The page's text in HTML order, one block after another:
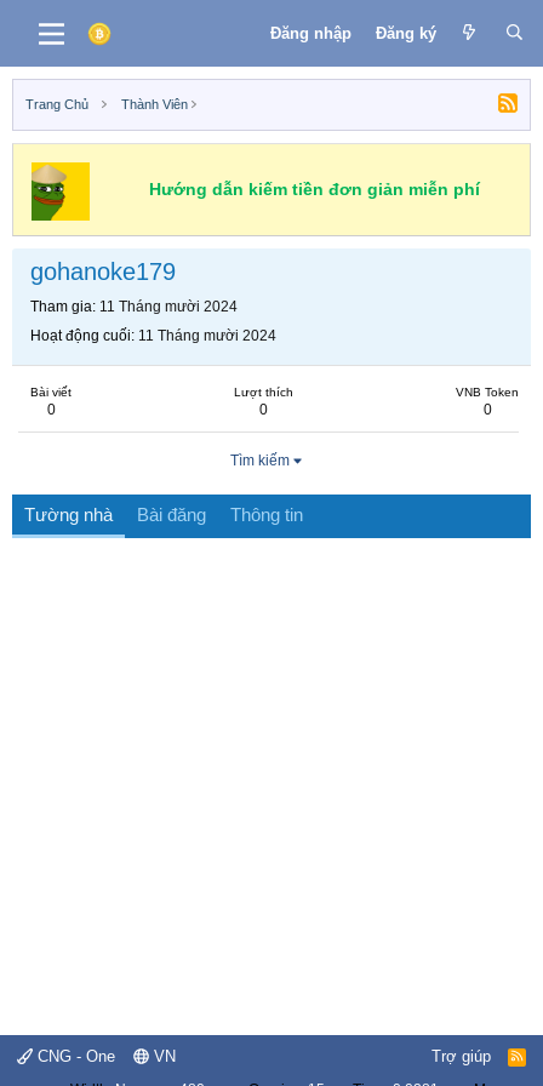
Đăng nhập Đăng ký
Trang Chủ Thành Viên
Hướng dẫn kiếm tiền đơn giản miễn phí
gohanoke179
Tham gia 11 Tháng mười 2024
Hoạt động cuối 11 Tháng mười 2024
Bài viết
0
Lượt thích
0
VNB Token
0
Tìm kiếm
Tường nhà Bài đăng Thông tin
CNG - One VN Trợ giúp
R